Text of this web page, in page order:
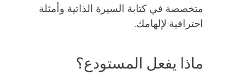
متخصصة في كتابة السيرة الذاتية وأمثلة
احترافية لإلهامك.
ماذا يفعل المستودع؟